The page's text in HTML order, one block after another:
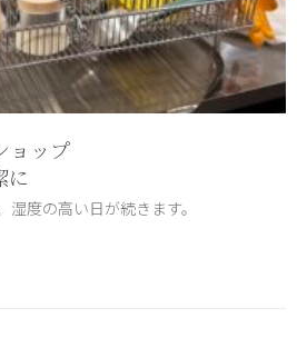
ョップ
に
度の高い日が続きます。